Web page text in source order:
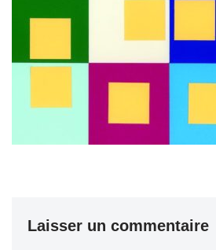
Laisser un commentaire